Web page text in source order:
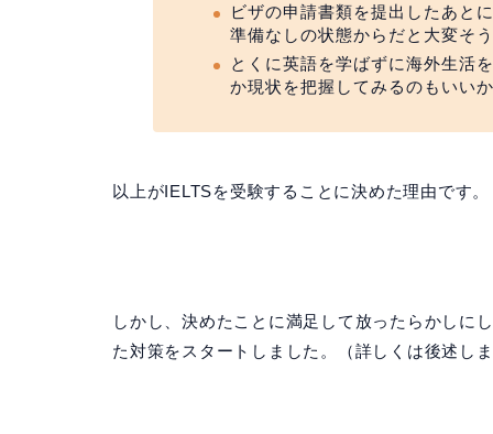
ビザの申請書類を提出したあと
準備なしの状態からだと大変そ
とくに英語を学ばずに海外生活
か現状を把握してみるのもいい
以上がIELTSを受験することに決めた理由です。
しかし、決めたことに満足して放ったらかし
た対策をスタートしました。（詳しくは後述し